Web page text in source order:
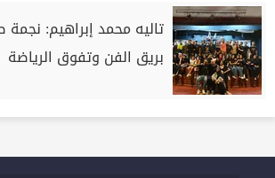
تاليه محمد إبراهيم:
بريق الفن وتفوق الرياضة